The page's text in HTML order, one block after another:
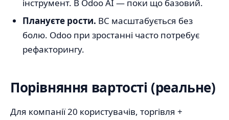
інструмент. В Odoo AI — поки що базовий.
Плануєте рости. BC масштабується без
болю. Odoo при зростанні часто потребує
рефакторингу.
Порівняння вартості (реальне)
Для компанії 20 користувачів, торгівля +